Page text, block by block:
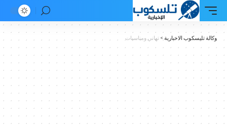
وكالة تليسكوب الاخبارية > تهاني ومناسبات